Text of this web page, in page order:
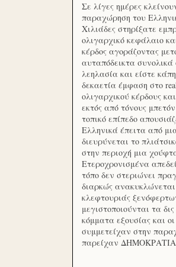
Σε λίγες ημέρες
παραχώρηση του
Χιλιάδες στηρίξατε
ολιγαρχικό κεφάλαιο
κέρδος αγοράζοντας
αυταπόδεικτα συνολικά
λεηλασία και είστε
δεκαετία έμφαση στο
ολιγαρχικού κέρδους
εκτός από τόνους
τοπικό επίπεδο
Ελληνικά έπειτα από
διευρύνεται το
στην περιοχή μια
Ετεροχρονισμένα
τόπο δεν στεριώνει
διαρκώς
κλεφτουριάς
μεγιστοποιούνται τα
κόμματα εξουσίας και
συμμετείχαν στην
παρείχαν